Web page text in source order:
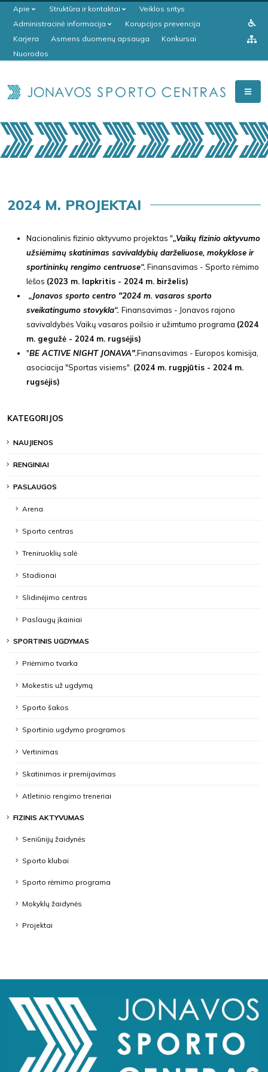
Apie Struktūra ir kontaktai
Veiklos sritys
Administracinė informacija
Korupcijos prevencija
Karjera
Asmens duomenų apsauga
Konkursai
Nuorodos
2024 M. PROJEKTAI
Nacionalinis fizinio aktyvumo projektas "„Vaikų fizinio aktyvumo
užsiėmimų skatinimas savivaldybių darželiuose, mokyklose ir
sportininkų rengimo centruose“. Finansavimas - Sporto rėmimo
lėšos (2023 m. lapkritis - 2024 m. birželis)
„Jonavos sporto centro "2024 m. vasaros sporto
sveikatingumo stovykla“. Finansavimas - Jonavos rajono
savivaldybės Vaikų vasaros poilsio ir užimtumo programa (2024
m. gegužė - 2024 m. rugsėjis)
"BE ACTIVE NIGHT JONAVA".Finansavimas - Europos komisija,
asociacija "Sportas visiems". (2024 m. rugpjūtis - 2024 m.
rugsėjis)
KATEGORIJOS
NAUJIENOS
RENGINIAI
PASLAUGOS
Arena
Sporto centras
Treniruoklių salė
Stadionai
Slidinėjimo centras
Paslaugų įkainiai
SPORTINIS UGDYMAS
Priėmimo tvarka
Mokestis už ugdymą
Sporto šakos
Sportinio ugdymo programos
Vertinimas
Skatinimas ir premijavimas
Atletinio rengimo treneriai
FIZINIS AKTYVUMAS
Seniūnijų žaidynės
Sporto klubai
Sporto rėmimo programa
Mokyklų žaidynės
Projektai